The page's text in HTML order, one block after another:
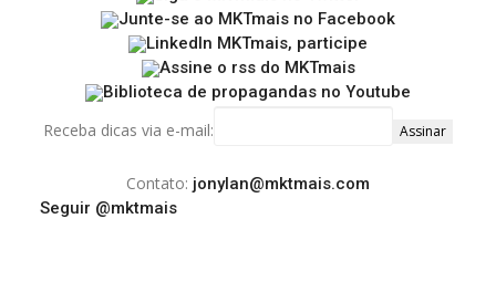
Receba dicas via e-mail:
Contato: jonylan@mktmais.com
Seguir @mktmais